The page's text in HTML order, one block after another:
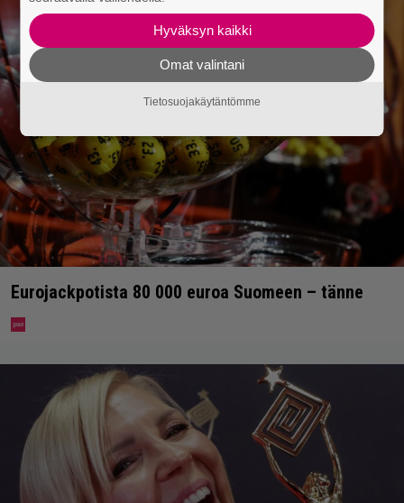
Eurojackpotista 80 000 euroa Suomeen – tänne
Hyväksyn kaikki
Omat valintani
Tietosuojakäytäntömme